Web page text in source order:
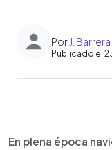
Por J. Barrera
Publicado el
Escuchar
En plena época